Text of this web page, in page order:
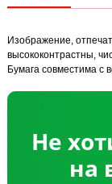
Изображение,
высококонтрастны,
Бумага совместима с
Не
на